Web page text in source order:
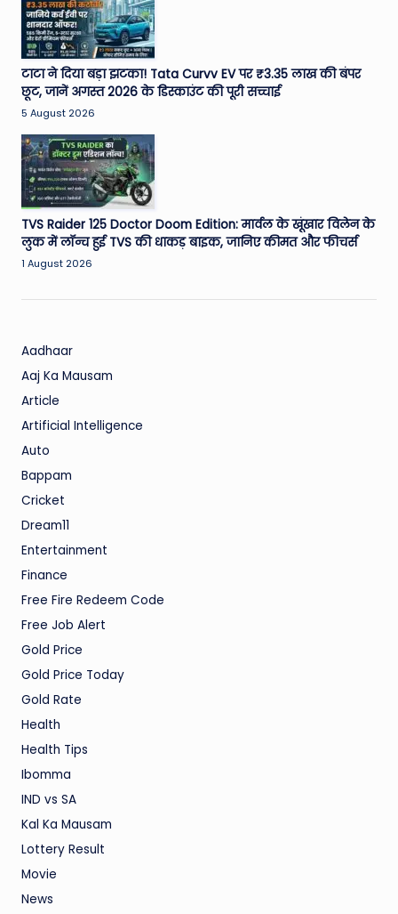
टाटा ने दिया बड़ा झटका! Tata Curvv EV पर ₹3.35 लाख की बंपर
छूट, जानें अगस्त 2026 के डिस्काउंट की पूरी सच्चाई
5 August 2026
TVS Raider 125 Doctor Doom Edition: मार्वल के खूंखार विलेन के
लुक में लॉन्च हुई TVS की धाकड़ बाइक, जानिए कीमत और फीचर्स
1 August 2026
Aadhaar
Aaj Ka Mausam
Article
Artificial Intelligence
Auto
Bappam
Cricket
Dream11
Entertainment
Finance
Free Fire Redeem Code
Free Job Alert
Gold Price
Gold Price Today
Gold Rate
Health
Health Tips
Ibomma
IND vs SA
Kal Ka Mausam
Lottery Result
Movie
News